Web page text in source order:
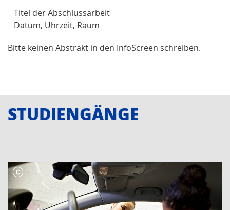
Titel der Abschlussarbeit
Datum, Uhrzeit, Raum
Bitte keinen Abstrakt in den InfoScreen schreiben.
STUDIEN­GÄNGE